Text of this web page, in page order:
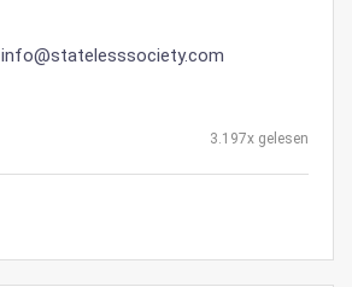
info@statelesssociety.com
3.197x gelesen